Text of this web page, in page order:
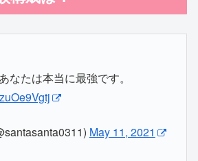
なたは本当に最強です。
May 11, 2021